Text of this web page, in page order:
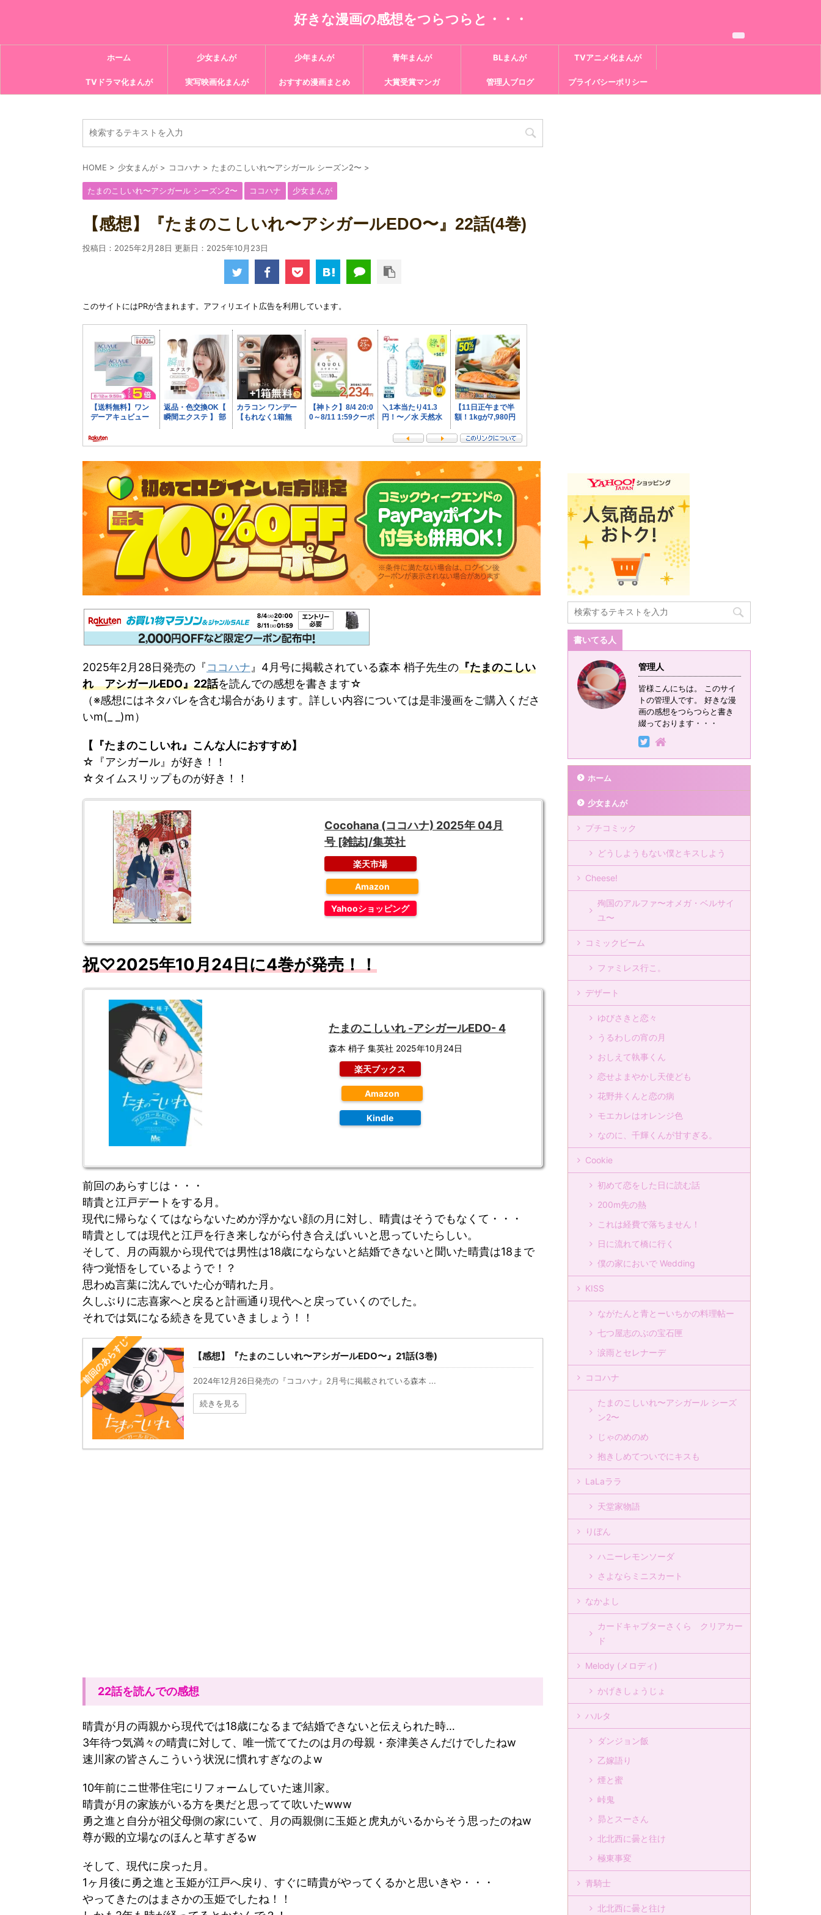
好きな漫画の感想をつらつらと・・・
ホーム 少女まんが 少年まんが 青年まんが BLまんが TVアニメ化まんが
TVドラマ化まんが 実写映画化まんが おすすめ漫画まとめ 大賞受賞マンガ 管理人ブログ プライバシーポリシー
HOME > 少女まんが > ココハナ > たまのこしいれ〜アシガール シーズン2〜 >
たまのこしいれ〜アシガール シーズン2〜 ココハナ 少女まんが
【感想】『たまのこしいれ〜アシガールEDO〜』22話(4巻)
投稿日：2025年2月28日 更新日： 2025年10月23日
このサイトにはPRが含まれます。アフィリエイト広告を利用しています。
2025年2月28日発売の『ココハナ 』4月号に掲載されている森本 梢子先生の『たまのこしい
れ アシガールEDO』22話を読んでの感想を書きます☆
（※感想にはネタバレを含む場合があります。詳しい内容については是非漫画をご購入くださ
いm(_ _)m）
【『たまのこしいれ』こんな人におすすめ】
☆『アシガール』が好き！！
☆タイムスリップものが好き！！
Cocohana (ココハナ) 2025年 04月
号 [雑誌]/集英社
楽天市場
Amazon
Yahooショッピング
祝♡2025年10月24日に4巻が発売！！
たまのこしいれ -アシガールEDO- 4
森本 梢子 集英社 2025年10月24日
楽天ブックス
Amazon
Kindle
前回のあらすじは・・・
晴貴と江戸デートをする月。
現代に帰らなくてはならないためか浮かない顔の月に対し、 晴貴はそうでもなくて・・・
晴貴としては現代と江戸を行き来しながら付き合えばいいと思っていたらしい。
そして、月の両親から現代では男性は18歳にならないと結婚できないと聞いた晴貴は18まで
待つ覚悟をしているようで！？
思わぬ言葉に沈んでいた心が晴れた月。
久しぶりに志喜家へと戻ると計画通り現代へと戻っていくのでした。
それでは気になる続きを見ていきましょう！！
“前回のあらすじ” 【感想】『たまのこしいれ〜アシガールEDO〜』21話(3巻)
2024年12月26日発売の『ココハナ』2月号に掲載されている森本 ...
続きを見る
22話を読んでの感想
晴貴が月の両親から現代では18歳になるまで結婚できないと伝えられた時…
3年待つ気満々の晴貴に対して、唯一慌ててたのは月の母親・奈津美さんだけでしたねw
速川家の皆さんこういう状況に慣れすぎなのよw
10年前にニ世帯住宅にリフォームしていた速川家。
晴貴が月の家族がいる方を奥だと思ってて吹いたwww
勇之進と自分が祖父母側の家にいて、月の両親側に玉姫と虎丸がいるからそう思ったのねw
尊が殿的立場なのほんと草すぎるw
そして、現代に戻った月。
1ヶ月後に勇之進と玉姫が江戸へ戻り、すぐに晴貴がやってくるかと思いきや・・・
やってきたのはまさかの玉姫でしたね！！
書いてる人
管理人
皆様こんにちは。 このサイ
トの管理人です。 好きな漫
画の感想をつらつらと書き
綴っております・・・
ホーム
少女まんが
プチコミック
どうしようもない僕とキスしよう
Cheese!
殉国のアルファ〜オメガ・ベルサイ
ユ〜
コミックビーム
ファミレス行こ。
デザート
ゆびさきと恋々
うるわしの宵の月
おしえて執事くん
恋せよまやかし天使ども
花野井くんと恋の病
モエカレはオレンジ色
なのに、千輝くんが甘すぎる。
Cookie
初めて恋をした日に読む話
200m先の熱
これは経費で落ちません！
日に流れて橋に行く
僕の家においで Wedding
KISS
ながたんと青とーいちかの料理帖ー
七つ屋志のぶの宝石匣
涙雨とセレナーデ
ココハナ
たまのこしいれ〜アシガール シーズ
ン2〜
じゃのめのめ
抱きしめてついでにキスも
LaLaララ
天堂家物語
りぼん
ハニーレモンソーダ
さよならミニスカート
なかよし
カードキャプターさくら クリアカー
ド
Melody (メロディ)
かげきしょうじょ
ハルタ
ダンジョン飯
乙嫁語り
煙と蜜
峠鬼
昴とスーさん
北北西に曇と往け
極東事変
青騎士
北北西に曇と往け